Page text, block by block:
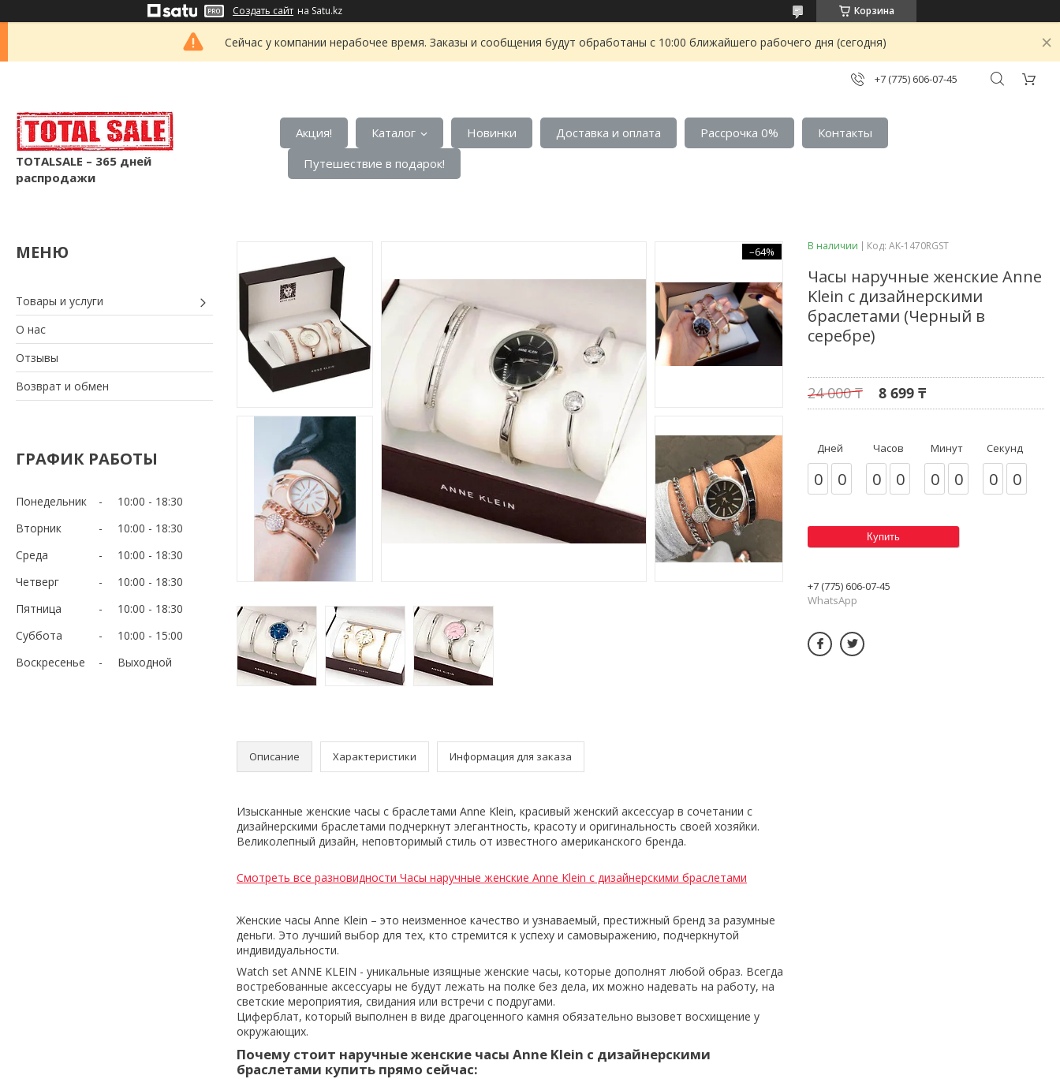
Создать сайт на Satu.kz Корзина
Сейчас у компании нерабочее время. Заказы и сообщения будут обработаны с 10:00 ближайшего рабочего дня (сегодня)
+7 (775) 606-07-45
TOTALSALE – 365 дней
распродажи
Акция! Каталог Новинки Доставка и оплата Рассрочка 0%
Контакты
Путешествие в подарок!
Товары и услуги
О нас
Отзывы
Возврат и обмен
ГРАФИК РАБОТЫ
Понедельник 10:00
18:30
Вторник
10:00
18:30
Среда
10:00
18:30
Четверг
10:00
18:30
Пятница
10:00
18:30
Суббота
10:00
15:00
Воскресенье
Выходной
–64%
Описание Характеристики Информация для заказа
Изысканные женские часы с браслетами Anne Klein, красивый женский аксессуар в сочетании с
дизайнерскими браслетами подчеркнут элегантность, красоту и оригинальность своей хозяйки.
Великолепный дизайн, неповторимый стиль от известного американского бренда.
Смотреть все разновидности Часы наручные женские Anne Klein с дизайнерскими браслетами
Женские часы Anne Klein – это неизменное качество и узнаваемый, престижный бренд за разумные
деньги. Это лучший выбор для тех, кто стремится к успеху и самовыражению, подчеркнутой
индивидуальности.
Watch set ANNE KLEIN - уникальные изящные женские часы, которые дополнят любой образ. Всегда
востребованные аксессуары не будут лежать на полке без дела, их можно надевать на работу, на
светские мероприятия, свидания или встречи с подругами.
Циферблат, который выполнен в виде драгоценного камня обязательно вызовет восхищение у
окружающих.
Почему стоит наручные женские часы Anne Klein с дизайнерскими
браслетами купить прямо сейчас:
В наличии Код: AK-1470RGST
Часы наручные женские Anne
Klein с дизайнерскими
браслетами (Черный в
серебре)
24 000 ₸ 8 699 ₸
Дней
0 0
Часов
0 0
Минут
0 0
Секунд
0 0
Купить
+7 (775) 606-07-45
WhatsApp